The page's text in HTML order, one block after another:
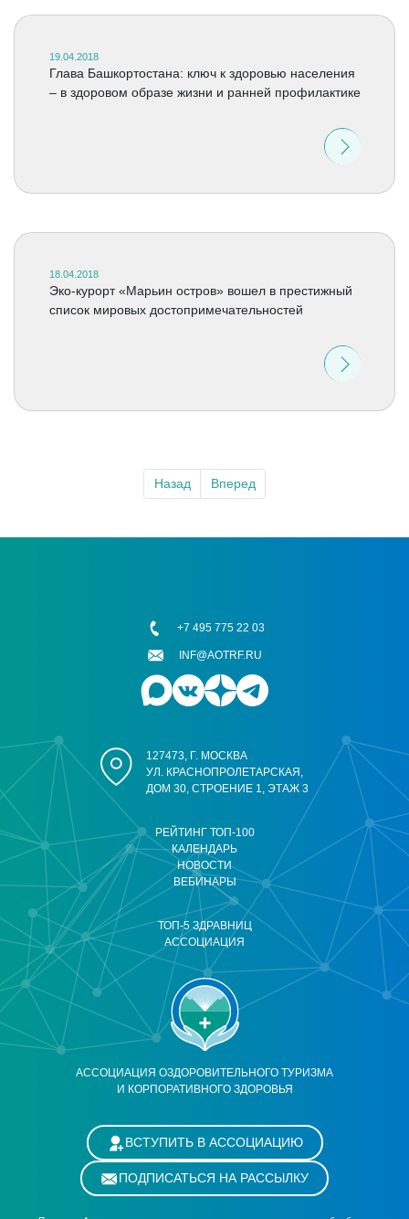
19.04.2018
Глава Башкортостана: ключ к здоровью населения
– в здоровом образе жизни и ранней профилактике
18.04.2018
Эко-курорт «Марьин остров» вошел в престижный
список мировых достопримечательностей
Назад Вперед
АССОЦИАЦИЯ ОЗДОРОВИТЕЛЬНОГО ТУРИЗМА
И КОРПОРАТИВНОГО ЗДОРОВЬЯ
РЕЙТИНГ ТОП-100
КАЛЕНДАРЬ
НОВОСТИ
ВЕБИНАРЫ
ТОП-5 ЗДРАВНИЦ
АССОЦИАЦИЯ
127473, Г. МОСКВА
УЛ. КРАСНОПРОЛЕТАРСКАЯ,
ДОМ 30, СТРОЕНИЕ 1, ЭТАЖ 3
+7 495 775 22 03
INF@AOTRF.RU
ВСТУПИТЬ В АССОЦИАЦИЮ
ПОДПИСАТЬСЯ НА РАССЫЛКУ